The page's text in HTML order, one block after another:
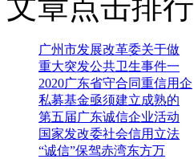
文章点击排行
广州市发展改革委关于做
重大突发公共卫生事件一
2020广东省守合同重信用企
私募基金亟须建立成熟的
第五届广东诚信企业活动
国家发改委社会信用立法
“诚信”保驾赤湾东方万